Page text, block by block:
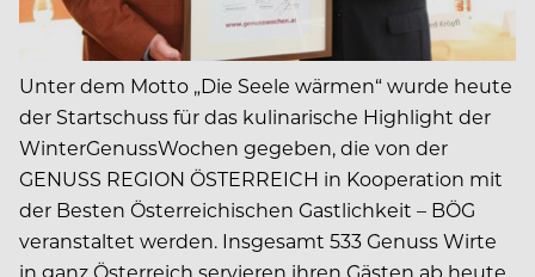
Unter dem Motto „Die Seele wärmen“ wurde heute
der Startschuss für das kulinarische Highlight der
WinterGenussWochen gegeben, die von der
GENUSS REGION ÖSTERREICH in Kooperation mit
der Besten Österreichischen Gastlichkeit – BÖG
veranstaltet werden. Insgesamt 533 Genuss Wirte
in ganz Österreich servieren ihren Gästen ab heute